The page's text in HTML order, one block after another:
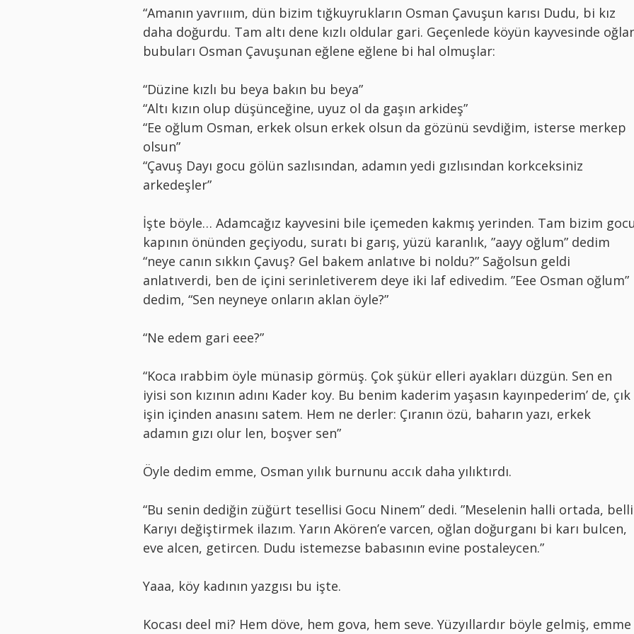
“Amanın yavrııım, dün bizim tığkuyrukların Osman Çavuşun karısı Dudu, bi kız
daha doğurdu. Tam altı dene kızlı oldular gari. Geçenlede köyün kayvesinde
bubuları Osman Çavuşunan eğlene eğlene bi hal olmuşlar:
“Düzine kızlı bu beya bakın bu beya”
“Altı kızın olup düşünceğine, uyuz ol da gaşın arkideş”
“Ee oğlum Osman, erkek olsun erkek olsun da gözünü sevdiğim, isterse merkep
olsun”
“Çavuş Dayı gocu gölün sazlısından, adamın yedi gızlısından korkceksiniz
arkedeşler”
İşte böyle… Adamcağız kayvesini bile içemeden kakmış yerinden. Tam bizim
kapının önünden geçiyodu, suratı bi garış, yüzü karanlık, ”aayy oğlum” dedim
“neye canın sıkkın Çavuş? Gel bakem anlatıve bi noldu?” Sağolsun geldi
anlatıverdi, ben de içini serinletiverem deye iki laf edivedim. ”Eee Osman oğlum”
dedim, “Sen neyneye onların aklan öyle?”
“Ne edem gari eee?”
“Koca ırabbim öyle münasip görmüş. Çok şükür elleri ayakları düzgün. Sen en
iyisi son kızının adını Kader koy. Bu benim kaderim yaşasın kayınpederim’ de, çık
işin içinden anasını satem. Hem ne derler: Çıranın özü, baharın yazı, erkek
adamın gızı olur len, boşver sen”
Öyle dedim emme, Osman yılık burnunu accık daha yılıktırdı.
“Bu senin dediğin züğürt tesellisi Gocu Ninem” dedi. ”Meselenin halli ortada,
Karıyı değiştirmek ilazım. Yarın Akören’e varcen, oğlan doğurganı bi karı bulcen,
eve alcen, getircen. Dudu istemezse babasının evine postaleycen.”
Yaaa, köy kadının yazgısı bu işte.
Kocası deel mi? Hem döve, hem gova, hem seve. Yüzyıllardır böyle gelmiş, emme